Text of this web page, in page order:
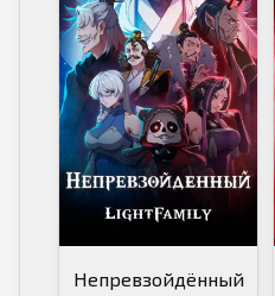
Непревзойдённый